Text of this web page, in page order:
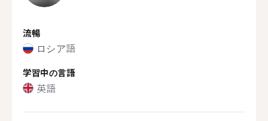
流暢
ロシア語
学習中の言語
英語